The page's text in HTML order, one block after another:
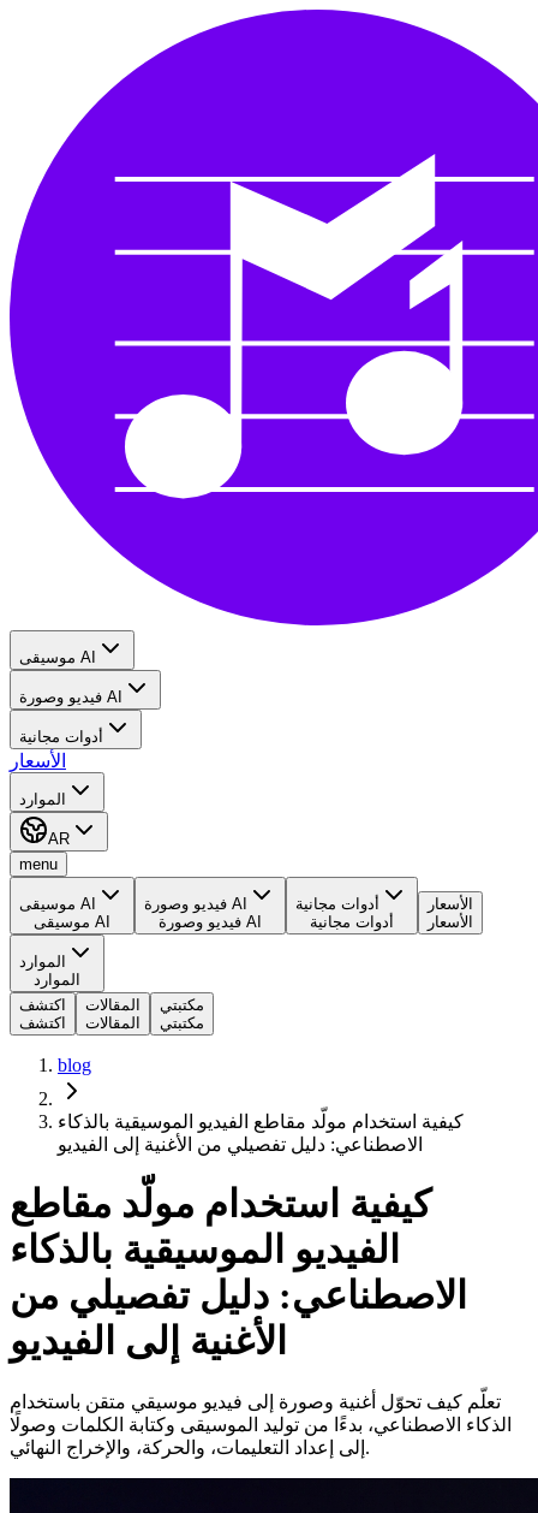
موسيقى AI
فيديو وصورة AI
أدوات مجانية
الأسعار
الموارد
AR
menu
موسيقى AI
موسيقى AI
فيديو وصورة AI
فيديو وصورة AI
أدوات مجانية
أدوات مجانية
الأسعار
الأسعار
الموارد
الموارد
اكتشف
اكتشف
المقالات
المقالات
مكتبتي
مكتبتي
blog
كيفية استخدام مولّد مقاطع الفيديو الموسيقية بالذكاء
الاصطناعي: دليل تفصيلي من الأغنية إلى الفيديو
كيفية استخدام مولّد مقاطع
الفيديو الموسيقية بالذكاء
الاصطناعي: دليل تفصيلي من
الأغنية إلى الفيديو
تعلّم كيف تحوّل أغنية وصورة إلى فيديو موسيقي متقن باستخدام
الذكاء الاصطناعي، بدءًا من توليد الموسيقى وكتابة الكلمات وصولًا
إلى إعداد التعليمات، والحركة، والإخراج النهائي.